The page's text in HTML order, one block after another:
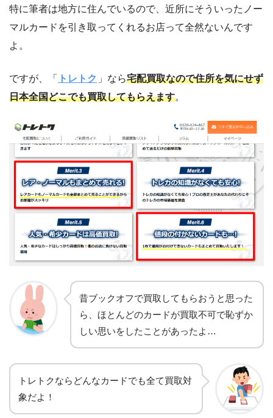
特に筆者は地方に住んでいるので、近所にそういったノー
マルカードを引き取ってくれるお店って全然ないんです
よ。
ですが、「 トレトク 」なら宅配買取なので住所を気にせず
日本全国どこでも買取してもらえます。
昔ブックオフで買取してもらおうと思った
ら、ほとんどのカードが買取不可で恥ずか
しい思いをしたことがあったよ…
トレトクならどんなカードでも全て買取対
象だよ！